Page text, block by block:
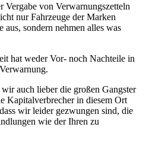
Vergabe von Verwarnungszetteln
nur Fahrzeuge der Marken
sondern nehmen alles was
hat weder Vor- noch Nachteile in
auch lieber die großen Gangster
Kapitalverbrecher in diesem Ort
wir leider gezwungen sind, die
wie der Ihren zu